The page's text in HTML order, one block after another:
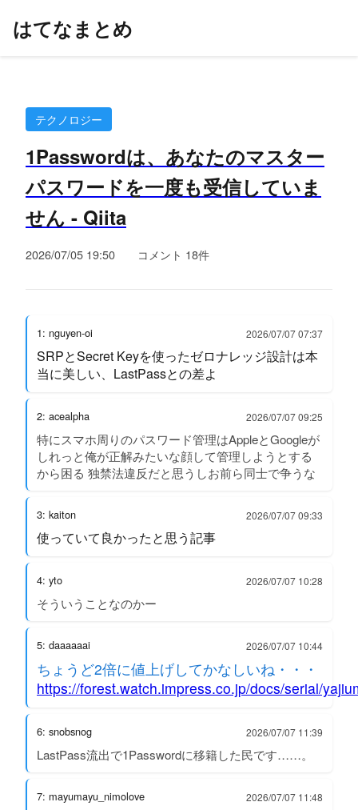
はてなまとめ
テクノロジー
1Passwordは、あなたのマスター
パスワードを一度も受信していま
せん - Qiita
2026/07/05 19:50 コメント 18件
1: nguyen-oi 2026/07/07 07:37
SRPとSecret Keyを使ったゼロナレッジ設計は本
当に美しい、LastPassとの差よ
2: acealpha 2026/07/07 09:25
特にスマホ周りのパスワード管理はAppleとGoogleが
しれっと俺が正解みたいな顔して管理しようとする
から困る 独禁法違反だと思うしお前ら同士で争うな
3: kaiton 2026/07/07 09:33
使っていて良かったと思う記事
4: yto 2026/07/07 10:28
そういうことなのかー
5: daaaaaai 2026/07/07 10:44
ちょうど2倍に値上げしてかなしいね・・・
https://forest.watch.impress.co.jp/docs/serial/
6: snobsnog 2026/07/07 11:39
LastPass流出で1Passwordに移籍した民です……。
7: mayumayu_nimolove 2026/07/07 11:48